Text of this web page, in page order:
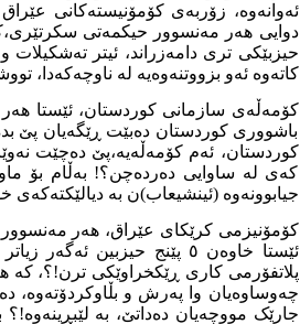
ئەوانەوە، زۆربەی کۆمۆنیستەکانی
دوایی هەر مەنسوور حیکمەتی
حیزبێکی تری دامەزراند، ئیتر
کاتەوە ئەو بزووتنەوەیە لە ناوچەکەدا،
کۆمەڵەی سازمانی کوردستان، ئێستا هەر
باشووری کوردستان دەبێت ڕێگەیان پێ
کوردستان، ئەم کۆمەڵەیە،پێ دەچێت
کەی لە ساوایی دەردەچن؟! بەڵام بۆ
جیابوونەوە (ئینشیعاب)ن بە
کۆمۆنیزمی کرێکای عێراق، هەر
ئێستا خاوەن ٥ پێنج
پلاتفۆرمی کاری ڕێکخراوێکی ترن!؟، کە
چەوساوەیان وا پەرش و بڵاوکردۆتەوە،
جارێک مووچەیان دەداتێ، بە لێبڕینەوە!؟